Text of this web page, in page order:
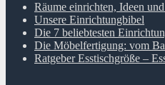
Räume einrichten, Ideen
Unsere Einrichtungbibel
Die 7 beliebtesten
Die Möbelfertigung: vom
Ratgeber Esstischgröße –